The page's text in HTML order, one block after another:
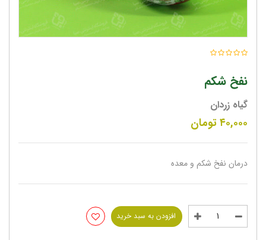
نفخ شکم
گیاه زردان
۴۰,۰۰۰تومان
درمان نفخ شکم و معده
افزودن به سبد خرید